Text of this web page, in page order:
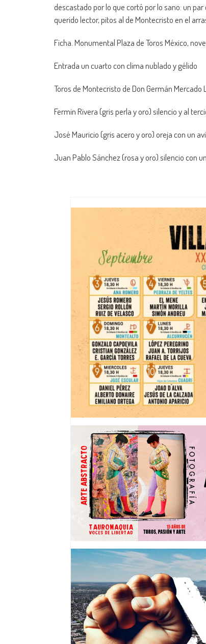
descastado por lo que cortó por lo sano: un
querido lector, pitos al de Montecristo en el
Ficha. Monumental Plaza de Toros México,
Entrada un cuarto con clima nublado y gélido
Toros de Montecristo de Don Germán
Fermin Rivera (gris perla y oro) silencio y al
José Mauricio (gris acero y oro) oreja con un
Juan Pablo Sánchez (rosa y oro) silencio con